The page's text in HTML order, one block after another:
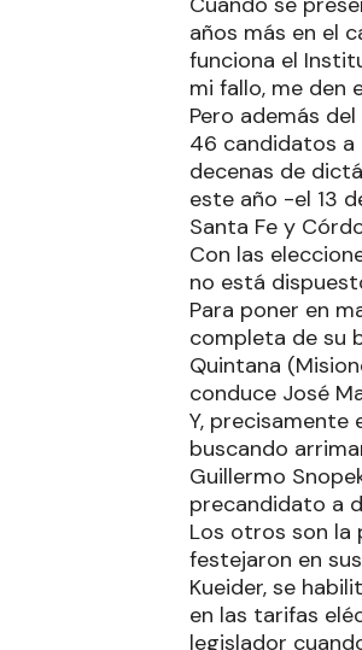
años más en el
funciona el
mi fallo, me den
Pero además
46 candidatos a
decenas de
este año -el 13
Santa Fe y
Con las
no está
Para poner en
completa de su
Quintana
conduce José
Y, precisamente
buscando
Guillermo
precandidato a
Los otros son la
festejaron en
Kueider, se
en las tarifas
legislador